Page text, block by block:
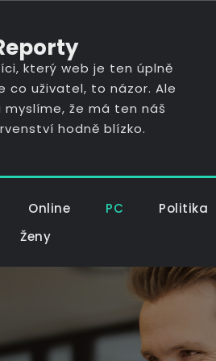
který web je ten úplně
co uživatel, to názor. Ale
myslíme, že má ten náš
hodně blízko.
Online PC
Politika
Ženy